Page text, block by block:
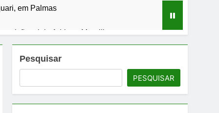
em Palmas
a juiz Adriano Morelli
ações educativas em toda a cidade
Pesquisar
PESQUISAR